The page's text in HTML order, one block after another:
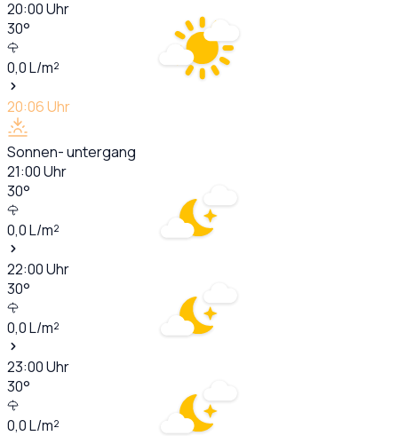
20:00Uhr
30°
0,0L/m²
20:06Uhr
Sonnen- untergang
21:00Uhr
30°
0,0L/m²
22:00Uhr
30°
0,0L/m²
23:00Uhr
30°
0,0L/m²